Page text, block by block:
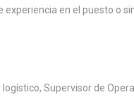
experiencia en el puesto o
Supervisor de